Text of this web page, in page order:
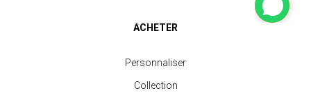
ACHETER
Personnaliser
Collection